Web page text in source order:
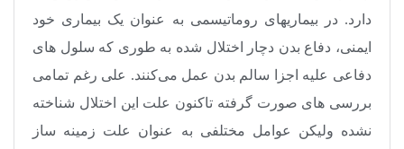
دارد. در بیماریهای روماتیسمی به عنوان یک بیماری خود
ایمنی، دفاع بدن دچار اختلال شده به طوری که سلول های
دفاعی علیه اجزا سالم بدن عمل می‌کنند. علی رغم تمامی
بررسی های صورت گرفته تاکنون علت این اختلال شناخته
نشده ولیکن عوامل مختلفی به عنوان علت زمینه ساز